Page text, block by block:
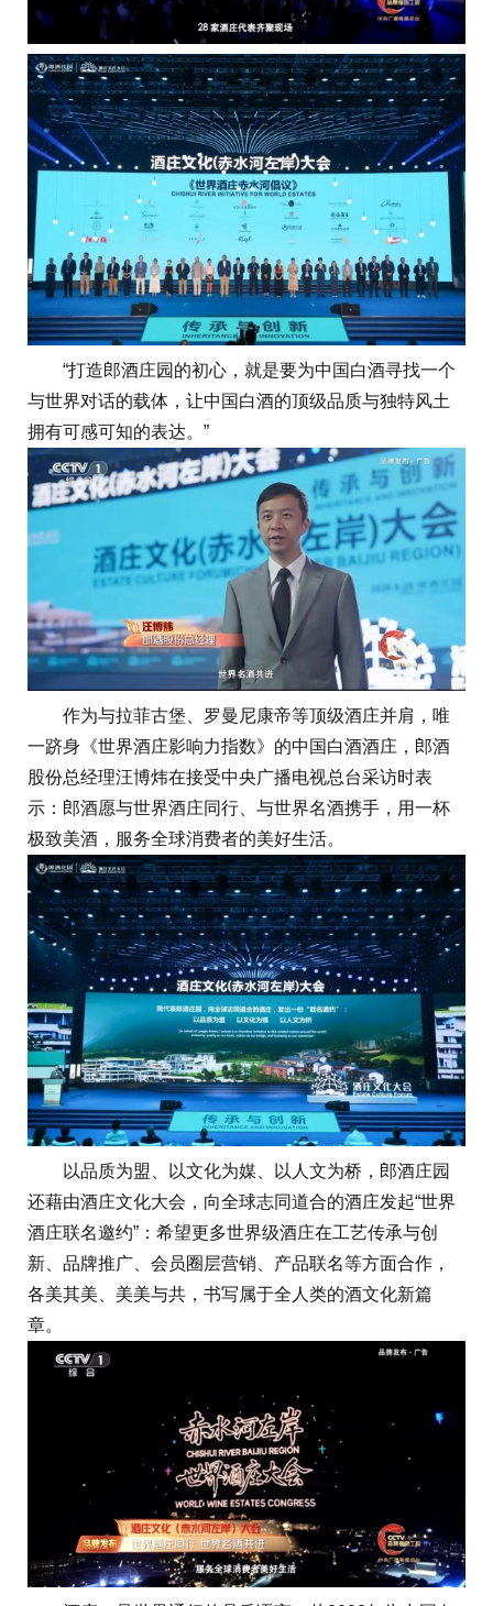
“打造郎酒庄园的初心，就是要为中国白酒寻找一个
与世界对话的载体，让中国白酒的顶级品质与独特风土
拥有可感可知的表达。”
作为与拉菲古堡、罗曼尼康帝等顶级酒庄并肩，唯
一跻身《世界酒庄影响力指数》的中国白酒酒庄，郎酒
股份总经理汪博炜在接受中央广播电视总台采访时表
示：郎酒愿与世界酒庄同行、与世界名酒携手，用一杯
极致美酒，服务全球消费者的美好生活。
以品质为盟、以文化为媒、以人文为桥，郎酒庄园
还藉由酒庄文化大会，向全球志同道合的酒庄发起“世界
酒庄联名邀约”：希望更多世界级酒庄在工艺传承与创
新、品牌推广、会员圈层营销、产品联名等方面合作，
各美其美、美美与共，书写属于全人类的酒文化新篇
章。